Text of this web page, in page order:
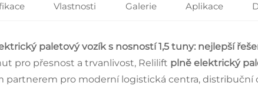
Vlastnosti Galerie Aplikace
paletový vozík s nosností 1,5 tuny: nejlepší
pro přesnost a trvanlivost, Relilift plně elektrický
partnerem pro moderní logistická centra, distribuční